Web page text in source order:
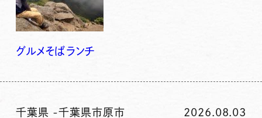
グルメそばランチ
千葉県 -千葉県市原市 2026.08.03